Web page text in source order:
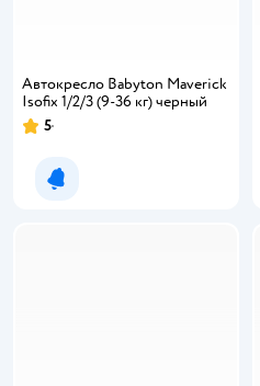
Автокресло Babyton Maverick
Isofix 1/2/3 (9-36 кг) черный
5
Уведомить о появлении